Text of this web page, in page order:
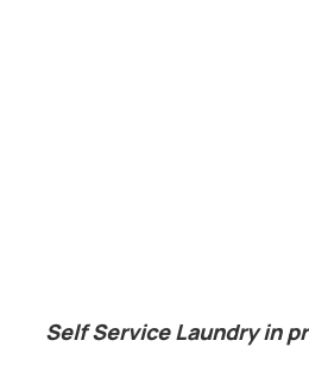
Self Service Laundry in